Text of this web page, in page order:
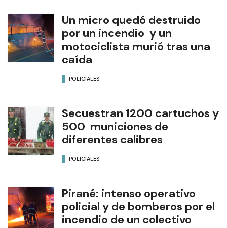
Un micro quedó destruido
por un incendio y un
motociclista murió tras una
caída
POLICIALES
Secuestran 1200 cartuchos y
500 municiones de
diferentes calibres
POLICIALES
Pirané: intenso operativo
policial y de bomberos por el
incendio de un colectivo